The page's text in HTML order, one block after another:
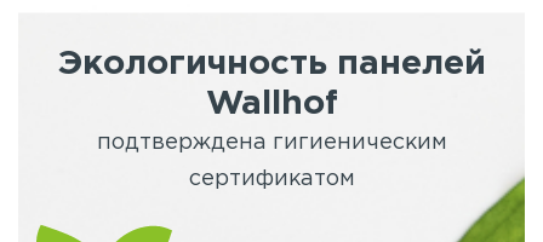
Экологичность панелей
Wallhof
подтверждена гигиеническим
сертификатом